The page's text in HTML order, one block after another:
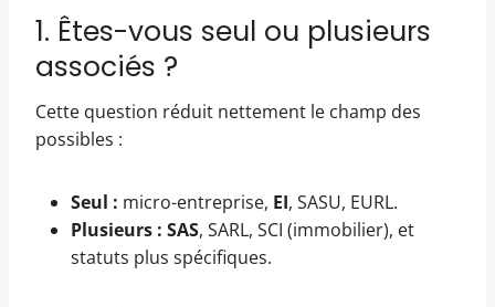
1. Êtes-vous seul ou plusieurs
associés ?
Cette question réduit nettement le champ des
possibles :
Seul : micro-entreprise, EI, SASU, EURL.
Plusieurs : SAS, SARL, SCI (immobilier), et
statuts plus spécifiques.